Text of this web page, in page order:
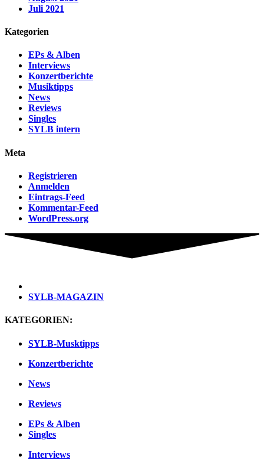
Juli 2021
Kategorien
EPs & Alben
Interviews
Konzertberichte
Musiktipps
News
Reviews
Singles
SYLB intern
Meta
Registrieren
Anmelden
Eintrags-Feed
Kommentar-Feed
WordPress.org
SYLB-MAGAZIN
KATEGORIEN:
SYLB-Musktipps
Konzertberichte
News
Reviews
EPs & Alben
Singles
Interviews